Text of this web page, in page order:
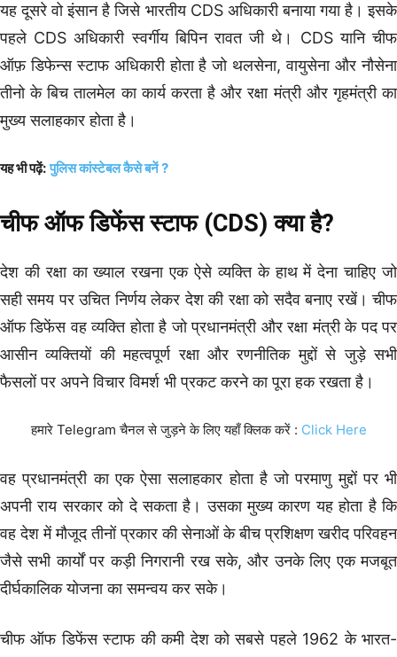
यह दूसरे वो इंसान है जिसे भारतीय CDS अधिकारी बनाया गया है। इसके
पहले CDS अधिकारी स्वर्गीय बिपिन रावत जी थे। CDS यानि चीफ
ऑफ़ डिफेन्स स्टाफ अधिकारी होता है जो थलसेना, वायुसेना और नौसेना
तीनो के बिच तालमेल का कार्य करता है और रक्षा मंत्री और गृहमंत्री का
मुख्य सलाहकार होता है।
यह भी पढ़ें: पुलिस कांस्टेबल कैसे बनें ?
चीफ ऑफ डिफेंस स्टाफ (CDS) क्या है?
देश की रक्षा का ख्याल रखना एक ऐसे व्यक्ति के हाथ में देना चाहिए जो
सही समय पर उचित निर्णय लेकर देश की रक्षा को सदैव बनाए रखें। चीफ
ऑफ डिफेंस वह व्यक्ति होता है जो प्रधानमंत्री और रक्षा मंत्री के पद पर
आसीन व्यक्तियों की महत्वपूर्ण रक्षा और रणनीतिक मुद्दों से जुड़े सभी
फैसलों पर अपने विचार विमर्श भी प्रकट करने का पूरा हक रखता है।
हमारे Telegram चैनल से जुड़ने के लिए यहाँ क्लिक करें : Click Here
वह प्रधानमंत्री का एक ऐसा सलाहकार होता है जो परमाणु मुद्दों पर भी
अपनी राय सरकार को दे सकता है। उसका मुख्य कारण यह होता है कि
वह देश में मौजूद तीनों प्रकार की सेनाओं के बीच प्रशिक्षण खरीद परिवहन
जैसे सभी कार्यों पर कड़ी निगरानी रख सके, और उनके लिए एक मजबूत
दीर्घकालिक योजना का समन्वय कर सके।
चीफ ऑफ डिफेंस स्टाफ की कमी देश को सबसे पहले 1962 के भारत-